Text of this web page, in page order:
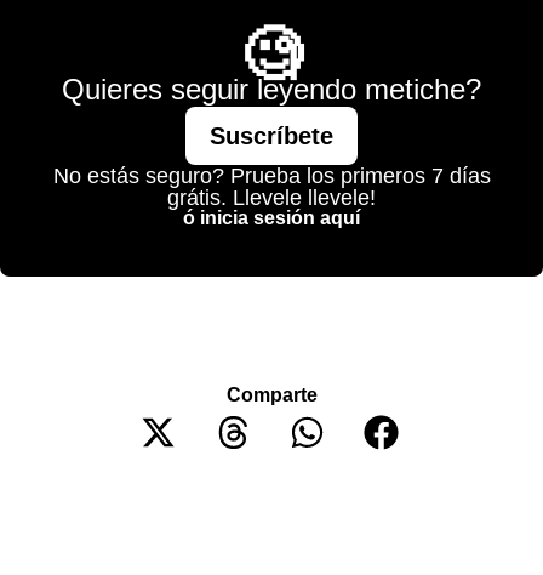
🧐
Quieres seguir leyendo metiche?
Suscríbete
No estás seguro? Prueba los primeros 7 días
grátis. Llevele llevele!
ó inicia sesión aquí
Comparte